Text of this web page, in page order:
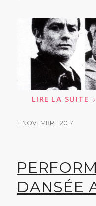
LIRE LA SUITE
11 NOVEMBRE 2017
DANSÉE